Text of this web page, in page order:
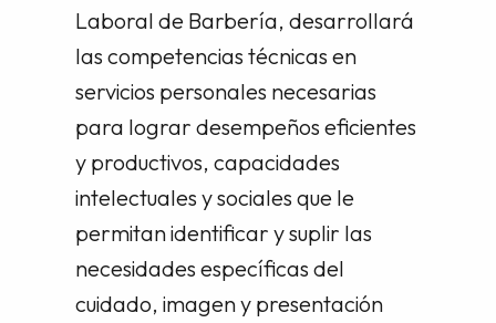
Laboral de Barbería, desarrollará
las competencias técnicas en
servicios personales necesarias
para lograr desempeños eficientes
y productivos, capacidades
intelectuales y sociales que le
permitan identificar y suplir las
necesidades específicas del
cuidado, imagen y presentación